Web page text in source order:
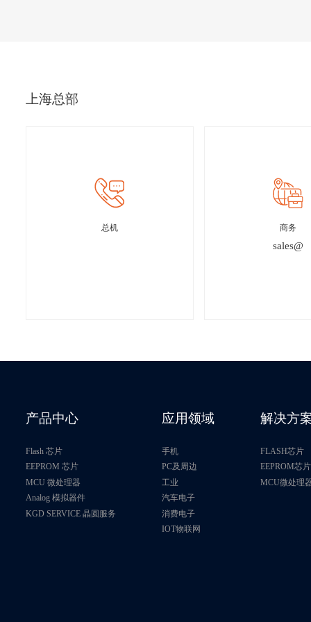
上海总部
总机 商务
sales@
产品中心
Flash 芯片
EEPROM 芯片
MCU 微处理器
Analog 模拟器件
KGD SERVICE 晶圆服务
应用领域
手机
PC及周边
工业
汽车电子
消费电子
IOT物联网
解决方
FLASH芯片
EEPROM芯片
MCU微处理